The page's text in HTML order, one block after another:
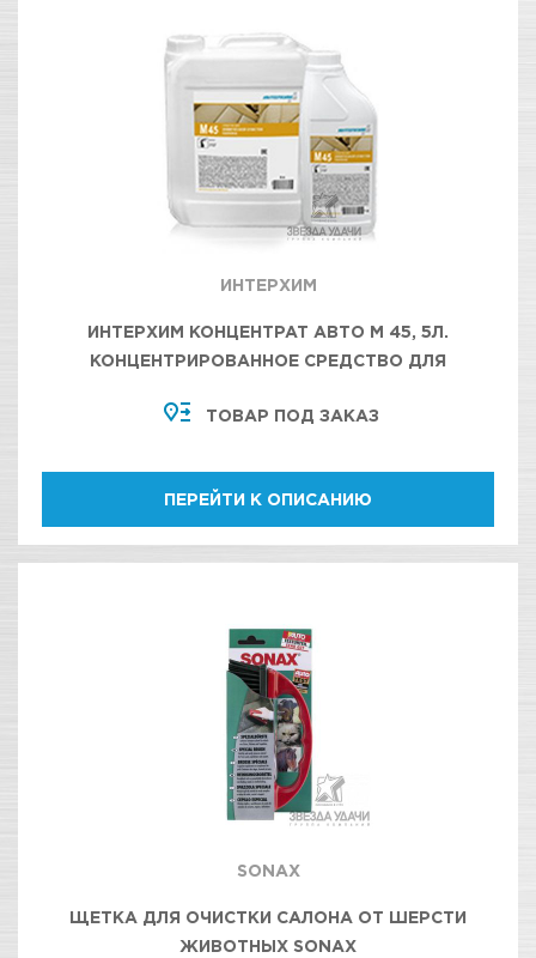
ИНТЕРХИМ
ИНТЕРХИМ КОНЦЕНТРАТ АВТО М 45, 5Л.
КОНЦЕНТРИРОВАННОЕ СРЕДСТВО ДЛЯ
ТОВАР ПОД ЗАКАЗ
ПЕРЕЙТИ К ОПИСАНИЮ
SONAX
ЩЕТКА ДЛЯ ОЧИСТКИ САЛОНА ОТ ШЕРСТИ
ЖИВОТНЫХ SONAX